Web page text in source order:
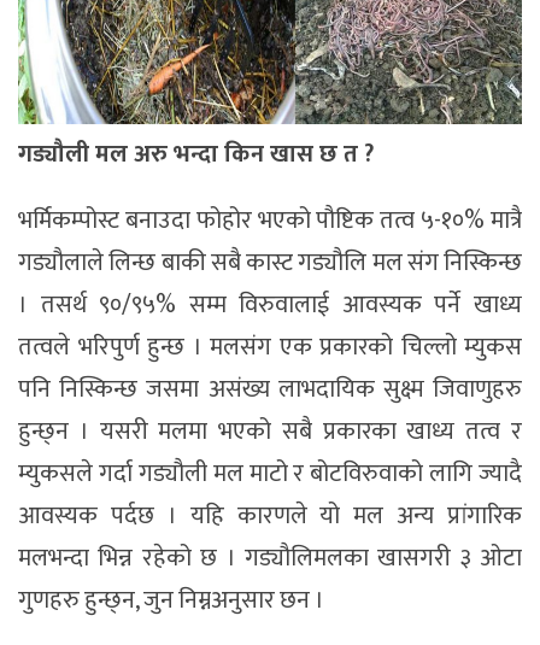
गड्यौली मल अरु भन्दा किन खास छ त ?
भर्मिकम्पोस्ट बनाउदा फोहोर भएको पौष्टिक तत्व ५-१०% मात्रै
गड्यौलाले लिन्छ बाकी सबै कास्ट गड्यौलि मल संग निस्किन्छ
। तसर्थ ९०/९५% सम्म विरुवालाई आवस्यक पर्ने खाध्य
तत्वले भरिपुर्ण हुन्छ । मलसंग एक प्रकारको चिल्लो म्युकस
पनि निस्किन्छ जसमा असंख्य लाभदायिक सुक्ष्म जिवाणुहरु
हुन्छ्न । यसरी मलमा भएको सबै प्रकारका खाध्य तत्व र
म्युकसले गर्दा गड्यौली मल माटो र बोटविरुवाको लागि ज्यादै
आवस्यक पर्दछ । यहि कारणले यो मल अन्य प्रांगारिक
मलभन्दा भिन्न रहेको छ । गड्यौलिमलका खासगरी ३ ओटा
गुणहरु हुन्छ्न, जुन निम्नअनुसार छन ।